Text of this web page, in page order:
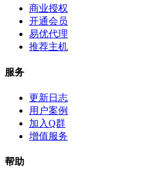
商业授权
开通会员
易优代理
推荐主机
服务
更新日志
用户案例
加入Q群
增值服务
帮助